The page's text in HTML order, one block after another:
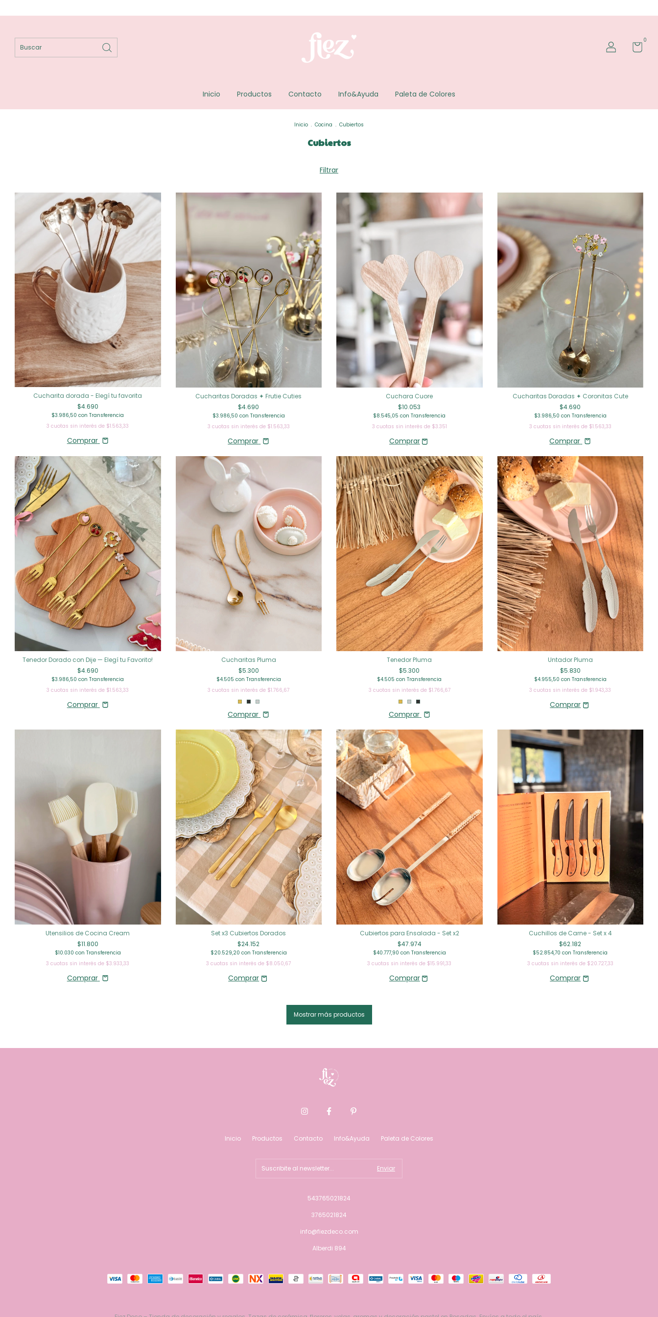
0
Inicio Productos Contacto Info&Ayuda Paleta de Colores
Inicio . Cocina . Cubiertos
Cubiertos
Filtrar
Cucharita dorada - Elegí tu favorita
$4.690
$3.986,50con Transferencia
3 cuotas sin interés de $1.563,33
Comprar
Cucharitas Doradas ✦ Frutie Cuties
$4.690
$3.986,50 con Transferencia
3 cuotas sin interés de $1.563,33
Comprar
Cuchara Cuore
$10.053
$8.545,05con Transferencia
3 cuotas sin interés de $3.351
Cucharitas Doradas ✦ Coronitas Cute
$4.690
$3.986,50 con Transferencia
3 cuotas sin interés de $1.563,33
Comprar
Tenedor Dorado con Dije — Elegí tu Favorito!
$4.690
$3.986,50con Transferencia
3 cuotas sin interés de $1.563,33
Comprar
Cucharitas Pluma
$5.300
$4.505 con Transferencia
3 cuotas sin interés de $1.766,67
Comprar
Tenedor Pluma
$5.300
$4.505con Transferencia
3 cuotas sin interés de $1.766,67
Comprar
Untador Pluma
$5.830
$4.955,50 con Transferencia
3 cuotas sin interés de $1.943,33
Utensilios de Cocina Cream
$11.800
$10.030 con Transferencia
3 cuotas sin interés de $3.933,33
Comprar
Set x3 Cubiertos Dorados
$24.152
$20.529,20 con Transferencia
3 cuotas sin interés de $8.050,67
Cubiertos para Ensalada - Set x2
$47.974
$40.777,90 con Transferencia
3 cuotas sin interés de $15.991,33
Cuchillos de Carne - Set x 4
$62.182
$52.854,70con Transferencia
3 cuotas sin interés de $20.727,33
Mostrar más productos
Inicio Productos Contacto Info&Ayuda Paleta de Colores
543765021824
3765021824
info@fiezdeco.com
Alberdi 894